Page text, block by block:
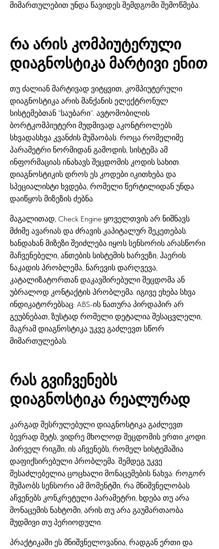
მიმართულებით უნდა წავიდეს შემდგომი შემოწმება.
რა არის კომპიუტერული
დიაგნოსტიკა მარტივი ენით
თუ ძალიან მარტივად ვიტყვით, კომპიუტერული
დიაგნოსტიკა არის მანქანის ელექტრონულ
სისტემებთან “საუბარი”. ავტომობილის
ბორტკომპიუტერი მუდმივად აკონტროლებს
სხვადასხვა კვანძის მუშაობას. როცა რომელიმე
პარამეტრი ნორმიდან გამოდის, სისტემა ამ
ინფორმაციას ინახავს შეცდომის კოდის სახით.
დიაგნოსტიკის დროს ეს კოდები იკითხება და
სპეციალისტი ხვდება, რომელი წერტილიდან უნდა
დაიწყოს მიზეზის ძებნა.
მაგალითად, Check Engine ყოველთვის არ ნიშნავს
მძიმე ავარიას და ძრავის კაპიტალურ შეკეთებას.
ხანდახან მიზეზი შეიძლება იყოს სენსორის არასწორი
მაჩვენებელი, ანთების სისტემის ხარვეზი, ჰაერის
ნაკადის პრობლემა, ნარევის დარღვევა,
კატალიზატორთან დაკავშირებული შეცდომა ან
უბრალოდ კონტაქტის პრობლემა. იგივე ეხება სხვა
ინდიკატორებსაც: ABS-ის ნათურა პირდაპირ არ
გეუბნებათ, ზუსტად რომელი დეტალია შესაცვლელი,
მაგრამ დიაგნოსტიკა უკვე გაძლევთ სწორ
მიმართულებას.
რას გვიჩვენებს
დიაგნოსტიკა რეალურად
კარგად შესრულებული დიაგნოსტიკა გაძლევთ
ბევრად მეტს, ვიდრე მხოლოდ შეცდომის ერთი კოდი.
პირველ რიგში, ის აჩვენებს, რომელ სისტემაშია
დაფიქსირებული პრობლემა. შემდეგ უკვე
შესაძლებელია ცოცხალი მონაცემების ნახვა: როგორ
მუშაობს სენსორი ამ მომენტში, რა მნიშვნელობას
აჩვენებს კონკრეტული პარამეტრი, ხდება თუ არა
მონაცემის ნახტომი, არის თუ არა გაუმართაობა
მუდმივი თუ პერიოდული.
პრაქტიკაში ეს მნიშვნელოვანია, რადგან ერთი და